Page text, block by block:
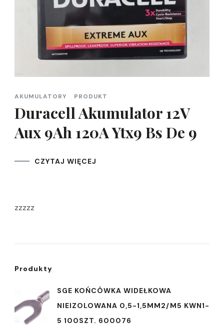
AKUMULATORY PRODUKT
Duracell Akumulator 12V
Aux 9Ah 120A Ytx9 Bs De 9
CZYTAJ WIĘCEJ
zzzzz
Produkty
SGE KOŃCÓWKA WIDEŁKOWA
NIEIZOLOWANA 0,5-1,5MM2/M5 KWN1-
5 100SZT. 600076